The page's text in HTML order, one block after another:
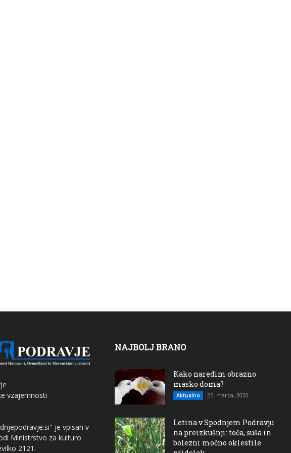
vzajemnosti
je vpisan v
Ministrstvo za kulturo
2121.
NAJBOLJ BRANO
Kako naredim obrazno
masko doma?
Aktualno 25. marca, 2020
Letina v Spodnjem Podravju
na preizkušnji: toča, suša in
bolezni močno oklestile